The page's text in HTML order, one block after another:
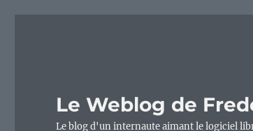
Le Weblog de
Le blog d'un internaute aimant le logiciel